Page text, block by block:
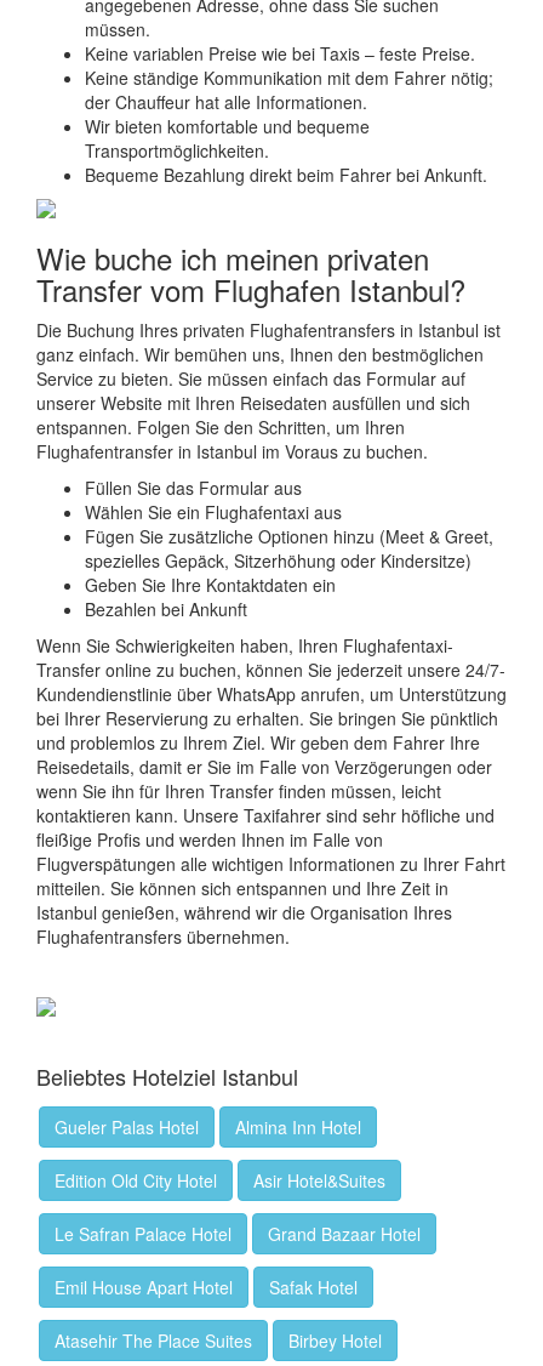
angegebenen Adresse, ohne dass Sie suchen
müssen.
Keine variablen Preise wie bei Taxis – feste Preise.
Keine ständige Kommunikation mit dem Fahrer nötig;
der Chauffeur hat alle Informationen.
Wir bieten komfortable und bequeme
Transportmöglichkeiten.
Bequeme Bezahlung direkt beim Fahrer bei Ankunft.
Wie buche ich meinen privaten
Transfer vom Flughafen Istanbul?
Die Buchung Ihres privaten Flughafentransfers in Istanbul ist
ganz einfach. Wir bemühen uns, Ihnen den bestmöglichen
Service zu bieten. Sie müssen einfach das Formular auf
unserer Website mit Ihren Reisedaten ausfüllen und sich
entspannen. Folgen Sie den Schritten, um Ihren
Flughafentransfer in Istanbul im Voraus zu buchen.
Füllen Sie das Formular aus
Wählen Sie ein Flughafentaxi aus
Fügen Sie zusätzliche Optionen hinzu (Meet & Greet,
spezielles Gepäck, Sitzerhöhung oder Kindersitze)
Geben Sie Ihre Kontaktdaten ein
Bezahlen bei Ankunft
Wenn Sie Schwierigkeiten haben, Ihren Flughafentaxi-
Transfer online zu buchen, können Sie jederzeit unsere 24/7-
Kundendienstlinie über WhatsApp anrufen, um Unterstützung
bei Ihrer Reservierung zu erhalten. Sie bringen Sie pünktlich
und problemlos zu Ihrem Ziel. Wir geben dem Fahrer Ihre
Reisedetails, damit er Sie im Falle von Verzögerungen oder
wenn Sie ihn für Ihren Transfer finden müssen, leicht
kontaktieren kann. Unsere Taxifahrer sind sehr höfliche und
fleißige Profis und werden Ihnen im Falle von
Flugverspätungen alle wichtigen Informationen zu Ihrer Fahrt
mitteilen. Sie können sich entspannen und Ihre Zeit in
Istanbul genießen, während wir die Organisation Ihres
Flughafentransfers übernehmen.
Beliebtes Hotelziel Istanbul
Gueler Palas Hotel Almina Inn Hotel
Edition Old City Hotel Asir Hotel&Suites
Le Safran Palace Hotel Grand Bazaar Hotel
Emil House Apart Hotel Safak Hotel
Atasehir The Place Suites Birbey Hotel